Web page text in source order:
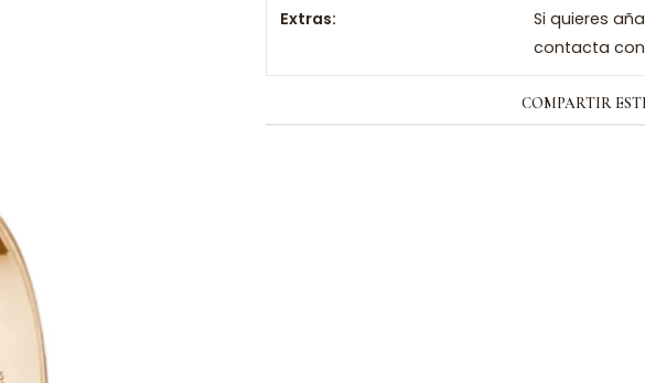
Extras:
Si quieres
contacta
COMPARTIR